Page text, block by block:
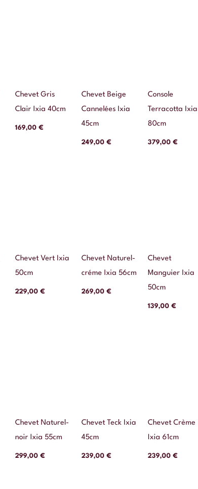
Chevet Gris
Clair Ixia 40cm
169,00 €
Chevet Beige
Cannelées Ixia
45cm
249,00€
Console
Terracotta Ixia
80cm
379,00€
Chevet Vert Ixia
50cm
229,00 €
Chevet Naturel-
créme Ixia 56cm
269,00€
Chevet
Manguier Ixia
50cm
139,00€
Chevet Naturel-
noir Ixia 55cm
299,00 €
Chevet Teck Ixia
45cm
239,00€
Chevet Crème
Ixia 61cm
239,00€